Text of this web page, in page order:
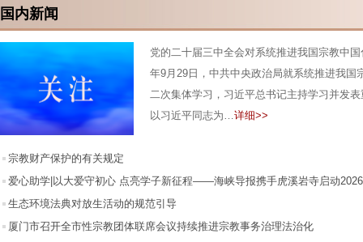
国内新闻
党的二十届三中全会对系统推进我国宗教中
年9月29日，中共中央政治局就系统推进我国
二次集体学习，习近平总书记主持学习并发
以习近平同志为…详细>>
宗教财产保护的有关规定
爱心助学|以大爱守初心 点亮学子新征程——海峡导报携手虎溪岩寺启动2026
我能飞”爱心助学活动
生态环境法典对放生活动的规范引导
厦门市召开全市性宗教团体联席会议持续推进宗教事务治理法治化